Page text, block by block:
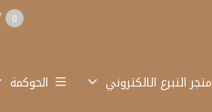
0
متجر التبرع الالكتروني الحوكمة